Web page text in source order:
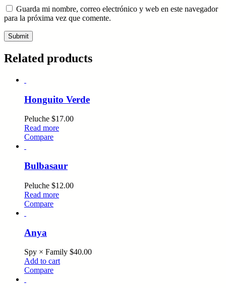
Guarda mi nombre, correo electrónico y web en este navegador
para la próxima vez que comente.
Related products
Honguito Verde
Peluche $17.00
Read more
Compare
Bulbasaur
Peluche $12.00
Read more
Compare
Anya
Spy × Family $40.00
Add to cart
Compare